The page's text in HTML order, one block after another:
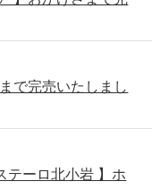
で完売いたしまし
ーロ北小岩 】ホ